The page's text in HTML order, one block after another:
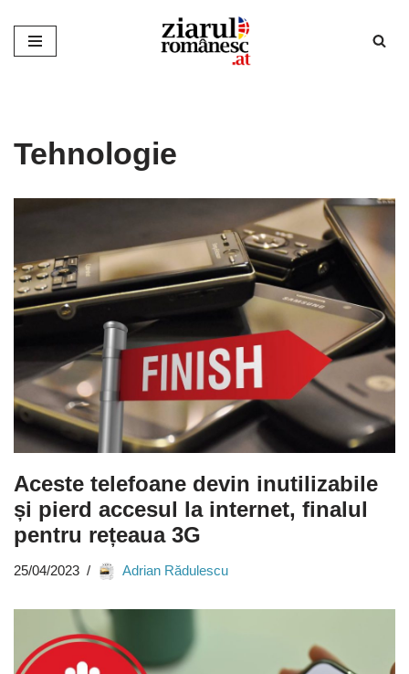
Sari
Tehnologie
Aceste telefoane devin inutilizabile
și pierd accesul la internet, finalul
pentru rețeaua 3G
25/04/2023 Adrian Rădulescu